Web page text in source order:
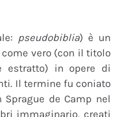
pseudobiblia) è un
vero (con il titolo
estratto) in opere di
Il termine fu coniato
de Camp nel
immaginario, creati